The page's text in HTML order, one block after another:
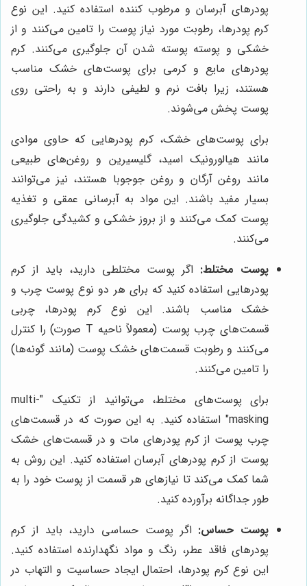
پودرهای آبرسان و مرطوب کننده استفاده کنید. این نوع
کرم پودرها، رطوبت مورد نیاز پوست را تامین می‌کنند و از
خشکی و پوسته پوسته شدن آن جلوگیری می‌کنند. کرم
پودرهای مایع و کرمی برای پوست‌های خشک مناسب
هستند، زیرا بافت نرم و لطیفی دارند و به راحتی روی
پوست پخش می‌شوند.
برای پوست‌های خشک، کرم پودرهایی که حاوی موادی
مانند هیالورونیک اسید، گلیسیرین و روغن‌های طبیعی
مانند روغن آرگان و روغن جوجوبا هستند، نیز می‌توانند
بسیار مفید باشند. این مواد به آبرسانی عمقی و تغذیه
پوست کمک می‌کنند و از بروز خشکی و کشیدگی جلوگیری
می‌کنند.
پوست مختلط: اگر پوست مختلطی دارید، باید از کرم
پودرهایی استفاده کنید که برای هر دو نوع پوست چرب و
خشک مناسب باشند. این نوع کرم پودرها، چربی
قسمت‌های چرب پوست (معمولاً ناحیه T صورت) را کنترل
می‌کنند و رطوبت قسمت‌های خشک پوست (مانند گونه‌ها)
را تامین می‌کنند.
برای پوست‌های مختلط، می‌توانید از تکنیک "multi-
masking" استفاده کنید. به این صورت که در قسمت‌های
چرب پوست از کرم پودرهای مات و در قسمت‌های خشک
پوست از کرم پودرهای آبرسان استفاده کنید. این روش به
شما کمک می‌کند تا نیازهای هر قسمت از پوست خود را به
طور جداگانه برآورده کنید.
پوست حساس: اگر پوست حساسی دارید، باید از کرم
پودرهای فاقد عطر، رنگ و مواد نگهدارنده استفاده کنید.
این نوع کرم پودرها، احتمال ایجاد حساسیت و التهاب در